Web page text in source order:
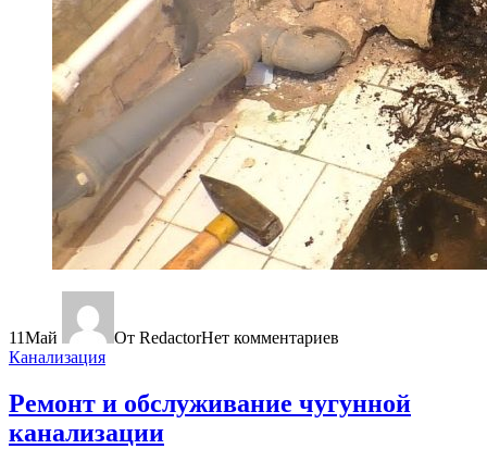
11Май От RedactorНет комментариев
Канализация
Ремонт и обслуживание чугунной
канализации